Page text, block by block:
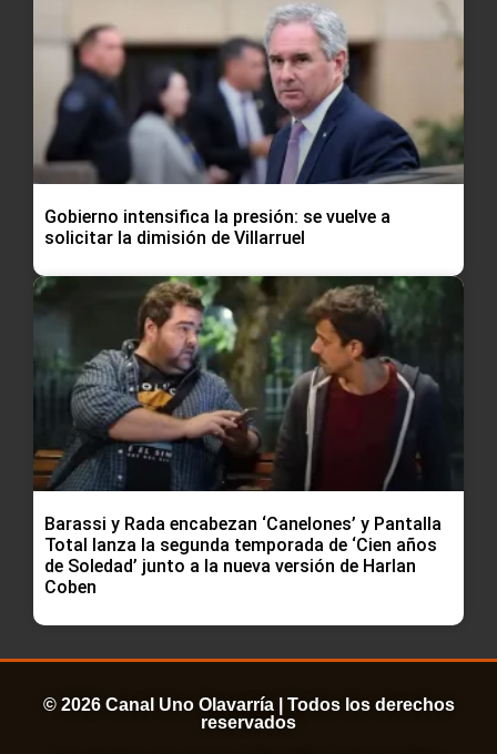
Gobierno intensifica la presión: se vuelve a
solicitar la dimisión de Villarruel
Barassi y Rada encabezan ‘Canelones’ y Pantalla
Total lanza la segunda temporada de ‘Cien años
de Soledad’ junto a la nueva versión de Harlan
Coben
© 2026 Canal Uno Olavarría | Todos los derechos
reservados